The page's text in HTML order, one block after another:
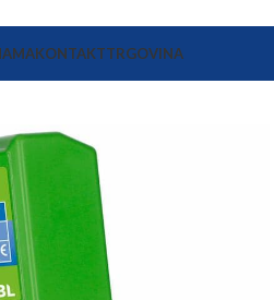
KONTAKTTRGOVINA